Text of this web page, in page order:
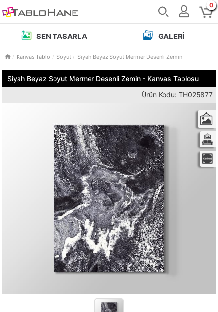
0
SEN TASARLA GALERI
Kanvas Tablo Soyut Siyah Beyaz Soyut Mermer Desenli Zemin
Siyah Beyaz Soyut Mermer Desenli Zemin - Kanvas Tablosu
Ürün Kodu: TH025877